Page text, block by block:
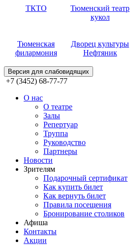
ТКТО
Тюменский театр
кукол
Тюменская
филармония
Дворец культуры
Нефтяник
Версия для слабовидящих
+7 (3452) 68-77-77
О нас
О театре
Залы
Репертуар
Труппа
Руководство
Партнеры
Новости
Зрителям
Подарочный сертификат
Как купить билет
Как вернуть билет
Правила посещения
Бронирование столиков
Афиша
Контакты
Акции